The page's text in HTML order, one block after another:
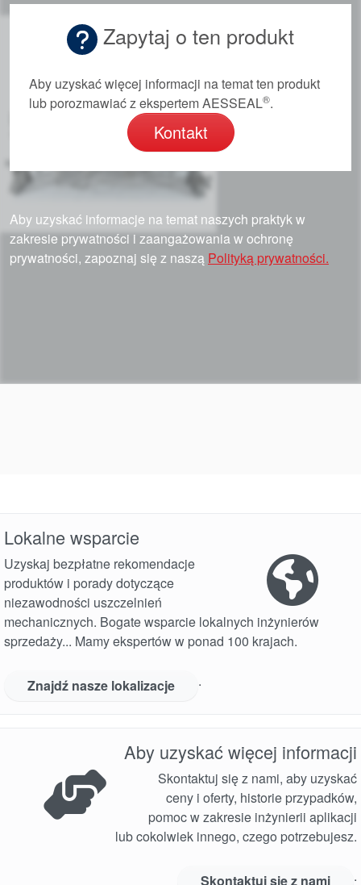
Zapytaj o ten produkt
Aby uzyskać więcej informacji na temat ten produkt
lub porozmawiać z ekspertem AESSEAL®.
Kontakt
Aby uzyskać informacje na temat naszych praktyk w
zakresie prywatności i zaangażowania w ochronę
prywatności, zapoznaj się z naszą Polityką prywatności.
Lokalne wsparcie
Uzyskaj bezpłatne rekomendacje
produktów i porady dotyczące
niezawodności uszczelnień
mechanicznych. Bogate wsparcie lokalnych inżynierów
sprzedaży... Mamy ekspertów w ponad 100 krajach.
Znajdź nasze lokalizacje .
Aby uzyskać więcej informacji
Skontaktuj się z nami, aby uzyskać
ceny i oferty, historie przypadków,
pomoc w zakresie inżynierii aplikacji
lub cokolwiek innego, czego potrzebujesz.
Skontaktuj się z nami .